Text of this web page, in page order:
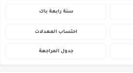
سنة رابعة باك
احتساب المعدلات
جدول المراجعة